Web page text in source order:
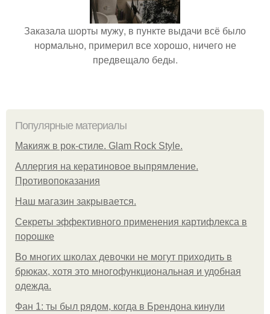
Заказала шорты мужу, в пункте выдачи всё было
нормально, примерил все хорошо, ничего не
предвещало беды.
Популярные материалы
Макияж в рок-стиле. Glam Rock Style.
Аллергия на кератиновое выпрямление.
Противопоказания
Нaш магaзин зaкрывaeтся.
Секреты эффективного применения картифлекса в
порошке
Во многих школах девочки не могут приходить в
брюках, хотя это многофункциональная и удобная
одежда.
Фан 1: ты был рядом, когда в Брендона кинули